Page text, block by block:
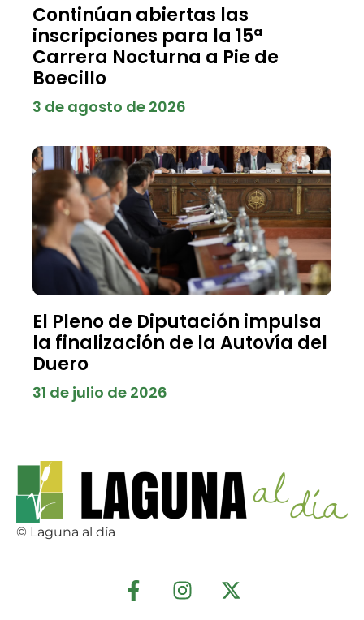
Continúan abiertas las
inscripciones para la 15ª
Carrera Nocturna a Pie de
Boecillo
3 de agosto de 2026
El Pleno de Diputación impulsa
la finalización de la Autovía del
Duero
31 de julio de 2026
© Laguna al día